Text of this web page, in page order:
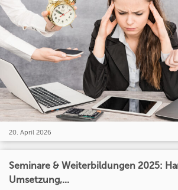
20. April 2026
Seminare & Weiterbildungen 2025:
Umsetzung,...